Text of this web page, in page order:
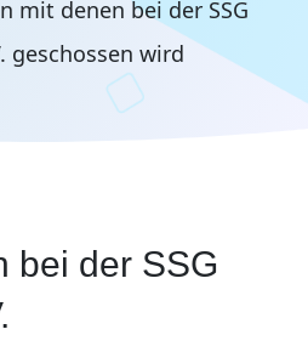
mit denen bei der SSG
geschossen wird
bei der SSG